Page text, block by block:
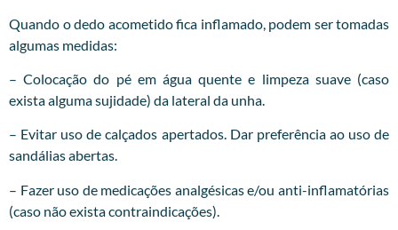
Quando o dedo acometido fica inflamado, podem ser tomadas
algumas medidas:
– Colocação do pé em água quente e limpeza suave (caso
exista alguma sujidade) da lateral da unha.
– Evitar uso de calçados apertados. Dar preferência ao uso de
sandálias abertas.
– Fazer uso de medicações analgésicas e/ou anti-inflamatórias
(caso não exista contraindicações).